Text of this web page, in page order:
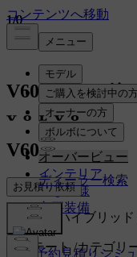
V60 マイルド
オーバービュー
インテリア
主な仕様
主要装備
試乗予約見積りシミ
V60
お見積り依頼
マイルドハイブリッド
エステート /カテゴリ
1/0
1/0
1/0